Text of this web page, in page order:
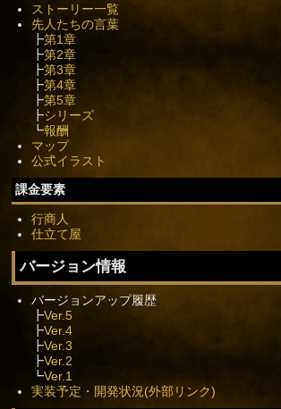
ストーリー一覧
先人たちの言葉
┣第1章
┣第2章
┣第3章
┣第4章
┣第5章
┣シリーズ
┗報酬
マップ
公式イラスト
課金要素
行商人
仕立て屋
バージョン情報
バージョンアップ履歴
┣Ver.5
┣Ver.4
┣Ver.3
┣Ver.2
┗Ver.1
実装予定・開発状況(外部リンク)